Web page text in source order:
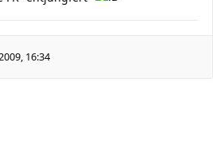
16:34